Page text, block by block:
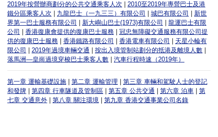
2019年按營辦商劃分的公共交通乘客人次
2010至2019年專營巴士及港
鐵分區乘客人次
九龍巴士（一九三三）有限公司 城巴有限公司
新世
界第一巴士服務有限公司
新大嶼山巴士(1973)有限公司
龍運巴士有限
公司
香港復康會提供的復康巴士服務
冠忠無障礙交通服務有限公司提
供的復康巴士服務
香港鐵路有限公司 香港電車有限公司
天星小輪有
限公司
2019年過境車輛交通 按出入境管制站劃分的抵港及離境人數
落馬洲—皇崗過境穿梭巴士乘客人數
汽車行程時速（2019年）
第一章 運輸基礎設施 第二章 運輸管理
第三章 車輛和駕駛人士的登記
和發牌
第四章 行車隧道及管制區 第五章 公共交通 第六章 泊車
第
七章 交通意外
第八章 關注環境 第九章 香港交通事業公司名錄